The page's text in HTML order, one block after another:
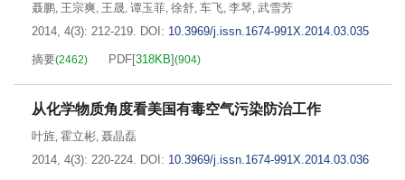
聂鹏, 王宗爽, 王晟, 谭玉菲, 徐舒, 车飞, 李琴, 武雪芳
2014, 4(3): 212-219. DOI: 10.3969/j.issn.1674-991X.2014.03.035
摘要(2462) PDF[318KB](904)
从化学物质角度看美国有毒空气污染防治工作
叶旌, 霍立彬, 聂晶磊
2014, 4(3): 220-224. DOI: 10.3969/j.issn.1674-991X.2014.03.036